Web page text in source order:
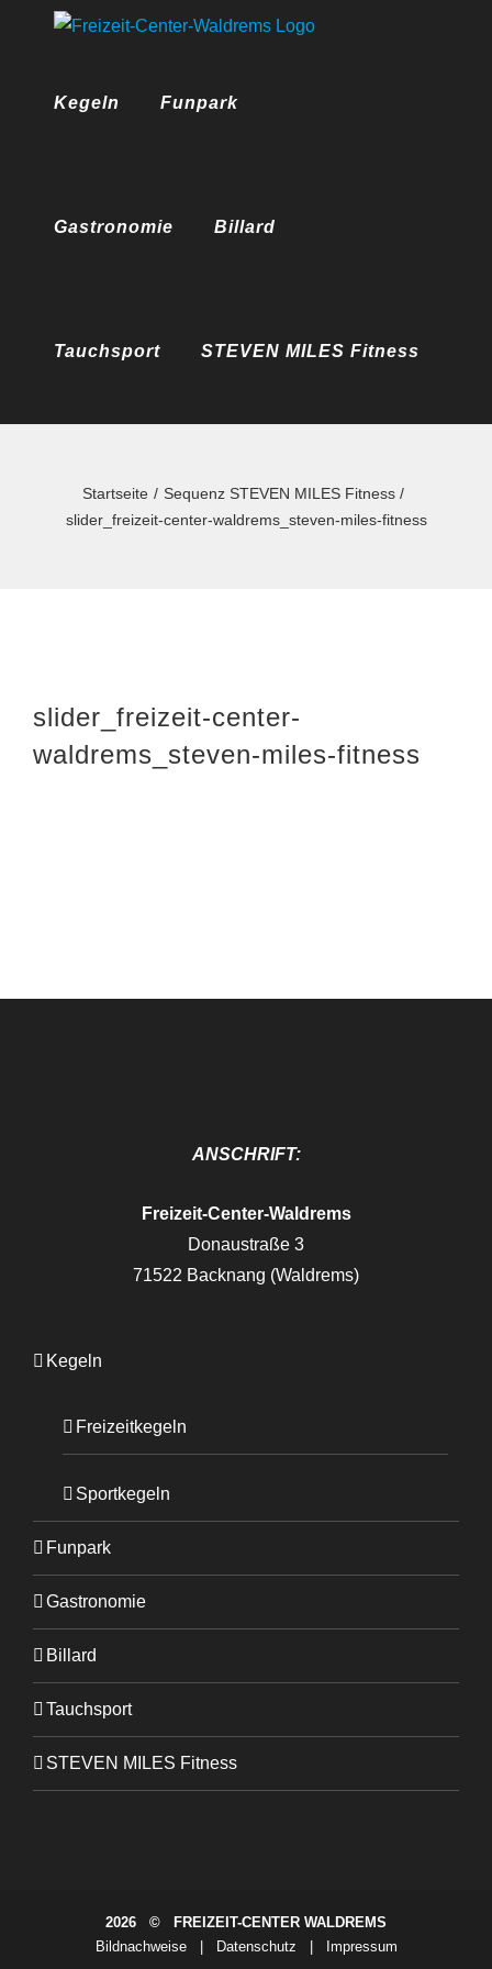
Kegeln
Funpark
Gastronomie Billard
Tauchsport STEVEN MILES Fitness
Startseite
Sequenz STEVEN MILES Fitness
slider_freizeit-center-waldrems_steven-miles-fitness
slider_freizeit-center-
waldrems_steven-miles-fitness
ANSCHRIFT:
Freizeit-Center-Waldrems
Donaustraße 3
71522 Backnang (Waldrems)
Kegeln
Freizeitkegeln
Sportkegeln
Funpark
Gastronomie
Billard
Tauchsport
STEVEN MILES Fitness
2026 © FREIZEIT-CENTER WALDREMS
Bildnachweise| Datenschutz Impressum